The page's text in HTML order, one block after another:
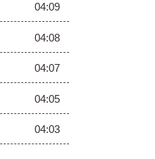
04:09
04:08
04:07
04:05
04:03